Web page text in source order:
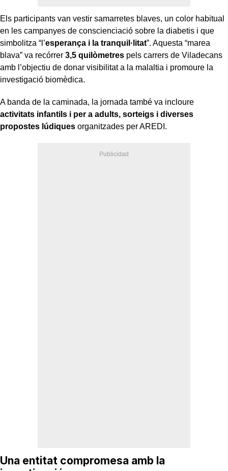
Els participants van vestir samarretes blaves, un color habitual
en les campanyes de conscienciació sobre la diabetis i que
simbolitza “l’esperança i la tranquil·litat”. Aquesta “marea
blava” va recórrer 3,5 quilòmetres pels carrers de Viladecans
amb l’objectiu de donar visibilitat a la malaltia i promoure la
investigació biomèdica.
A banda de la caminada, la jornada també va incloure
activitats infantils i per a adults, sorteigs i diverses
propostes lúdiques organitzades per AREDI.
Una entitat compromesa amb la